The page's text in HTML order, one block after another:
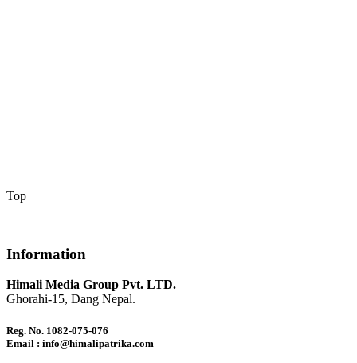
Top
Information
Himali Media Group Pvt. LTD.
Ghorahi-15, Dang Nepal.
Reg. No. 1082-075-076
Email : info@himalipatrika.com